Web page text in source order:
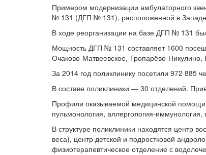
Примером модернизации амбулаторного
№ 131 (ДГП № 131), расположенной в
В ходе реорганизации на базе ДГП № 131
Мощность ДГП № 131 составляет 1600
Очаково-Матвеевское, Тропарёво-Никулино,
За 2014 год поликлинику посетили 972 885
В составе поликлиники — 30 отделений.
Профили оказываемой медицинской помощи
пульмонология, аллергология-иммунология,
В структуре поликлиники находятся центр
веса), центр детской и подростковой
физиотерапевтическое отделение с